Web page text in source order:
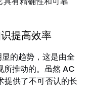
提高效率
的趋势，这是由全
所推动的。虽然 AC
提供了不可否认的长